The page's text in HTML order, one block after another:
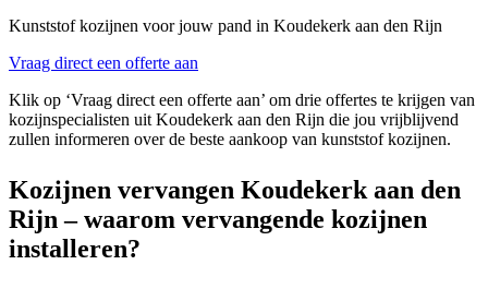
Kunststof kozijnen voor jouw pand in Koudekerk aan den Rijn
Vraag direct een offerte aan
Klik op ‘Vraag direct een offerte aan’ om drie offertes te krijgen van
kozijnspecialisten uit Koudekerk aan den Rijn die jou vrijblijvend
zullen informeren over de beste aankoop van kunststof kozijnen.
Kozijnen vervangen Koudekerk aan den
Rijn – waarom vervangende kozijnen
installeren?